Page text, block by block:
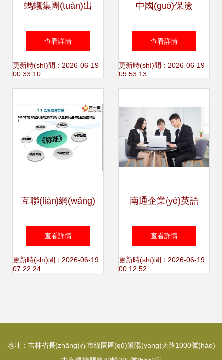
螞蟻集團(tuán)出
資40億占股50%組
建消金公司，一季
(dá)90億，代理收
取保險(xiǎn)費(fèi)
查看詳情
更新時(shí)間：2026-06-19
00:33:10
中國(guó)保險
(xiǎn)行業(yè)協
(xié)會(huì)擬出臺
(gè)人保險(xiǎn)代
理人銷售能力資質
(biāo)準(zhǔn)公開
(kāi)征求意見(jiàn)
查看詳情
更新時(shí)間：2026-06-19
09:53:13
互聯(lián)網(wǎng)
短險(xiǎn)銷售系
統(tǒng)太平洋E門
(xiǎn)網(wǎng)代
查看詳情
更新時(shí)間：2026-06-19
07:22:24
南通企業(yè)英語
(yǔ)團(tuán)訓
(xùn) 賦能保險
化市場(chǎng)
查看詳情
更新時(shí)間：2026-06-19
00:12:52
地址：吉林省長(zhǎng)春市綠園區(qū)景陽(yáng)大路1000號(hào)